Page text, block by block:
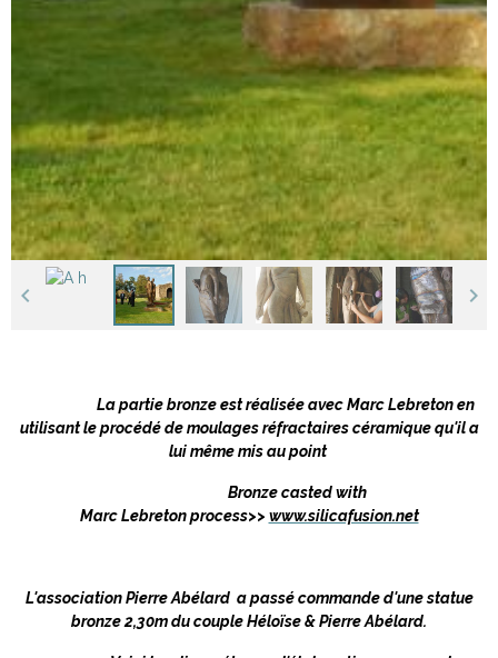
La partie bronze est réalisée avec Marc Lebreton en
utilisant le procédé de moulages réfractaires céramique qu'il a
lui même mis au point
Bronze casted with
Marc Lebreton process>> www.silicafusion.net
L'association Pierre Abélard a passé commande d'une statue
bronze 2,30m du couple Héloïse & Pierre Abélard.